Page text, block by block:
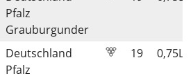
Pfalz
Grauburgunder
Deutschland
Pfalz
19 0,75L